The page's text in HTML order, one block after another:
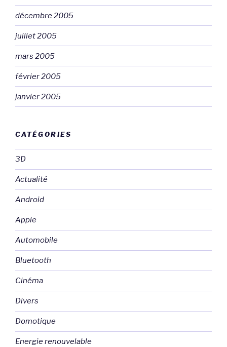
décembre 2005
juillet 2005
mars 2005
février 2005
janvier 2005
CATÉGORIES
3D
Actualité
Android
Apple
Automobile
Bluetooth
Cinéma
Divers
Domotique
Energie renouvelable